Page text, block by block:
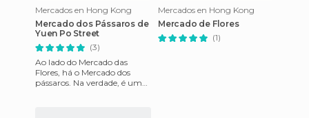
Mercados en Hong Kong
Mercado dos Pássaros de
Yuen Po Street
(3)
Ao lado do Mercado das
Flores, há o Mercado dos
pássaros. Na verdade, é uma
Mercados en Hong Kong
Mercado de Flores
(1)